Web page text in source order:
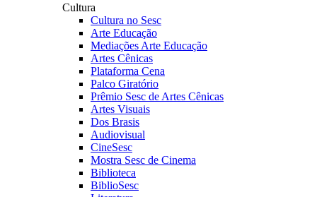
Cultura
Cultura no Sesc
Arte Educação
Mediações Arte Educação
Artes Cênicas
Plataforma Cena
Palco Giratório
Prêmio Sesc de Artes Cênicas
Artes Visuais
Dos Brasis
Audiovisual
CineSesc
Mostra Sesc de Cinema
Biblioteca
BiblioSesc